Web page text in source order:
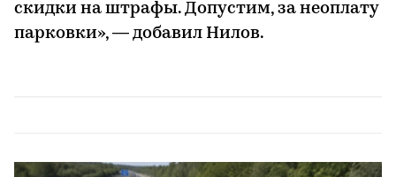
скидки на штрафы. Допустим, за неоплату
парковки», — добавил Нилов.